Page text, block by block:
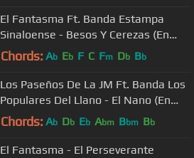
El Fantasma Ft. Banda Estampa
Sinaloense - Besos Y Cerezas (En
Vivo Desde Las Pulgas 2016)
Chords: Ab Eb F C Fm Db Bb
Los Paseños De La JM Ft. Banda Los
Populares Del Llano - El Nano (En
Vivo 2018)
Chords: Ab Db Eb Abm Bbm Bb
El Fantasma - El Perseverante